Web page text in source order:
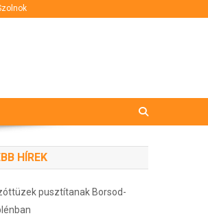
HÍREK
pusztítanak Borsod-